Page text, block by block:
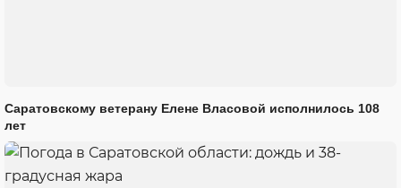
Саратовскому ветерану Елене Власовой исполнилось 108
лет